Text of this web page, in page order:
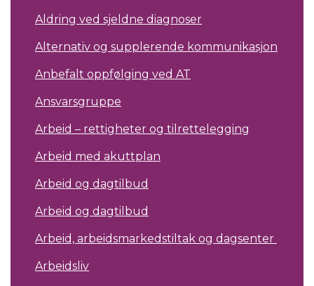
Aldring ved sjeldne diagnoser
Alternativ og supplerende kommunikasjon
Anbefalt oppfølging ved AT
Ansvarsgruppe
Arbeid – rettigheter og tilrettelegging
Arbeid med akuttplan
Arbeid og dagtilbud
Arbeid og dagtilbud
Arbeid, arbeidsmarkedstiltak og dagsenter
Arbeidsliv